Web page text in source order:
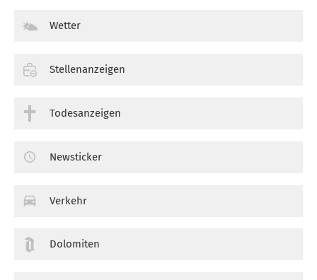
Wetter
Stellenanzeigen
Todesanzeigen
Newsticker
Verkehr
Dolomiten